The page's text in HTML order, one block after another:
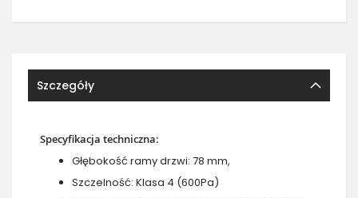
Szczegóły